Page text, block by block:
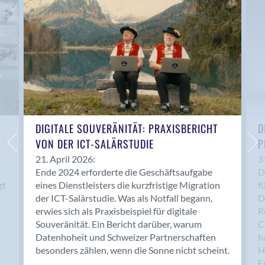
Anwil
Appenzell
Au SG
Baar
Baden
Balsthal
Balzers
Basel
Bassersdorf
Belp
Bendern
Benken (SG)
Bergdietikon
Berlin
Bern
Bern - Liebefeld
DIGITALE SOUVERÄNITÄT: PRAXISBERICHT
VON DER ICT-SALÄRSTUDIE
21. April 2026:
Ende 2024 erforderte die Geschäftsaufgabe
eines Dienstleisters die kurzfristige Migration
der ICT-Salärstudie. Was als Notfall begann,
erwies sich als Praxisbeispiel für digitale
Souveränität. Ein Bericht darüber, warum
Datenhoheit und Schweizer Partnerschaften
besonders zählen, wenn die Sonne nicht scheint.